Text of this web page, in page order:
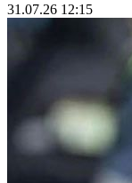
31.07.26 12:15